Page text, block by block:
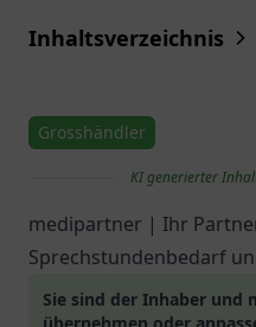
Inhaltsverzeichnis
Grosshändler
KI generierter
medipartner | Ihr
Sprechstundenbedarf
Sie sind der Inhaber und